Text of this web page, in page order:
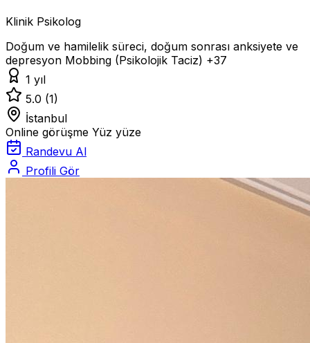
Klinik Psikolog
Doğum ve hamilelik süreci, doğum sonrası anksiyete ve
depresyon Mobbing (Psikolojik Taciz) +37
1 yıl
5.0 (1)
İstanbul
Online görüşme Yüz yüze
Randevu Al
Profili Gör